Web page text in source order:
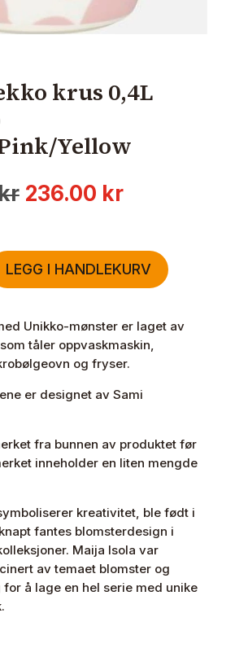
krus 0,4L
Yellow
Opprinnelig
295.00 kr.
236.00 krNåværende
236.00 kr.
LEGG I HANDLEKURV
Unikko-mønster er laget av
tåler oppvaskmaskin,
og fryser.
er designet av Sami
fra bunnen av produktet før
inneholder en liten mengde
kreativitet, ble født i
fantes blomsterdesign i
Maija Isola var
av temaet blomster og
for å lage en hel serie med unike